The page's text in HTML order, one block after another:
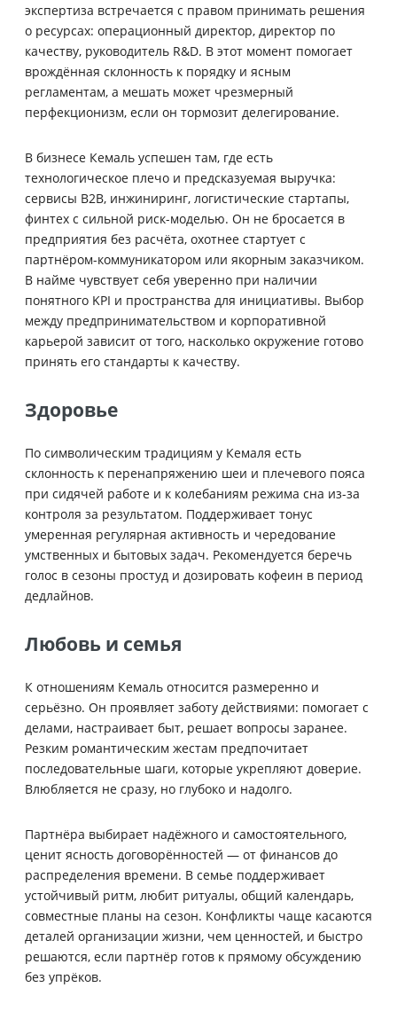
экспертиза встречается с правом принимать решения
о ресурсах: операционный директор, директор по
качеству, руководитель R&D. В этот момент помогает
врождённая склонность к порядку и ясным
регламентам, а мешать может чрезмерный
перфекционизм, если он тормозит делегирование.
В бизнесе Кемаль успешен там, где есть
технологическое плечо и предсказуемая выручка:
сервисы B2B, инжиниринг, логистические стартапы,
финтех с сильной риск-моделью. Он не бросается в
предприятия без расчёта, охотнее стартует с
партнёром-коммуникатором или якорным заказчиком.
В найме чувствует себя уверенно при наличии
понятного KPI и пространства для инициативы. Выбор
между предпринимательством и корпоративной
карьерой зависит от того, насколько окружение готово
принять его стандарты к качеству.
Здоровье
По символическим традициям у Кемаля есть
склонность к перенапряжению шеи и плечевого пояса
при сидячей работе и к колебаниям режима сна из-за
контроля за результатом. Поддерживает тонус
умеренная регулярная активность и чередование
умственных и бытовых задач. Рекомендуется беречь
голос в сезоны простуд и дозировать кофеин в период
дедлайнов.
Любовь и семья
К отношениям Кемаль относится размеренно и
серьёзно. Он проявляет заботу действиями: помогает с
делами, настраивает быт, решает вопросы заранее.
Резким романтическим жестам предпочитает
последовательные шаги, которые укрепляют доверие.
Влюбляется не сразу, но глубоко и надолго.
Партнёра выбирает надёжного и самостоятельного,
ценит ясность договорённостей — от финансов до
распределения времени. В семье поддерживает
устойчивый ритм, любит ритуалы, общий календарь,
совместные планы на сезон. Конфликты чаще касаются
деталей организации жизни, чем ценностей, и быстро
решаются, если партнёр готов к прямому обсуждению
без упрёков.